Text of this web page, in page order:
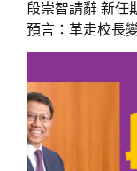
段崇智請辭 新任
預言：革走校長